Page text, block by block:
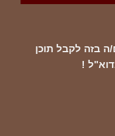
ה בזה לקבל תוכן
!